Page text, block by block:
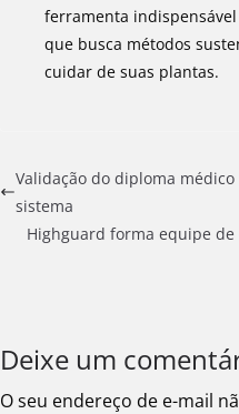
ferramenta
que busca métodos
cuidar de suas plantas.
Validação do diploma
sistema
Highguard forma equipe
Deixe um
O seu endereço de e-mail